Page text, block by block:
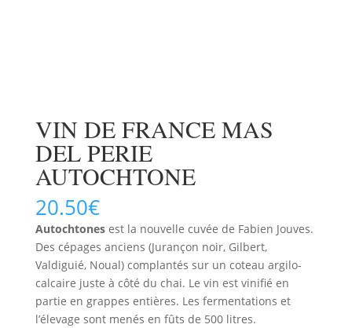
VIN DE FRANCE MAS
DEL PERIE
AUTOCHTONE
20.50€
Autochtones est la nouvelle cuvée de Fabien Jouves.
Des cépages anciens (Jurançon noir, Gilbert,
Valdiguié, Noual) complantés sur un coteau argilo-
calcaire juste à côté du chai. Le vin est vinifié en
partie en grappes entières. Les fermentations et
l’élevage sont menés en fûts de 500 litres.